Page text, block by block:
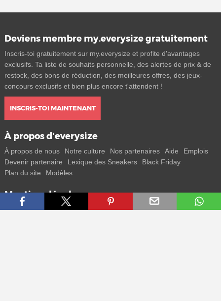
Deviens membre my.everysize gratuitement
Inscris-toi gratuitement sur my.everysize et profite d'avantages
exclusifs. Ta liste de souhaits personnelle, des alertes de prix & de
restock, des bons de réduction, des meilleures offres, des jeux-
concours exclusifs et bien plus encore t'attendent !
INSCRIS-TOI MAINTENANT
À propos d'everysize
À propos de nous Notre culture Nos partenaires Aide
Emplois
Devenir partenaire
Lexique des Sneakers
Black Friday
Plan du site
Modèles
Mentions légales
CGV Protection des données Mentions légales Contact